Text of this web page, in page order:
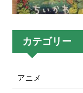
カテゴリー
アニメ